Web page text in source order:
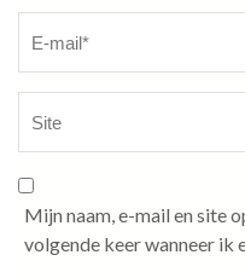
Mijn naam, e-mail en site
volgende keer wanneer ik